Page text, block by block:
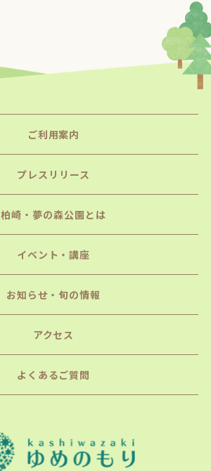
ご利用案内
プレスリリース
柏崎・夢の森公園とは
イベント・講座
お知らせ・旬の情報
アクセス
よくあるご質問